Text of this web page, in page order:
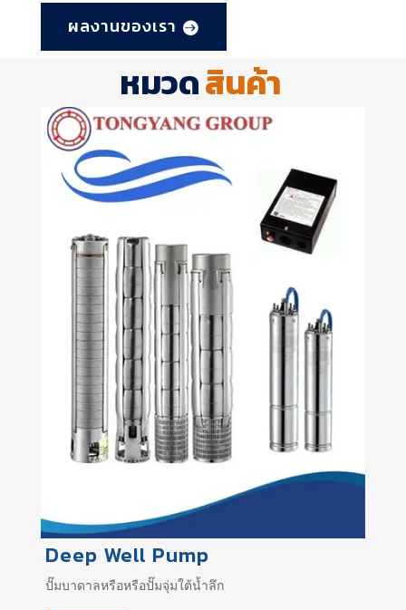
ผลงานของเรา
หมวดสินค้า
Deep Well Pump
ปั๊มบาดาลหรือหรือปั๊มจุ่มใต้น้ำลึก